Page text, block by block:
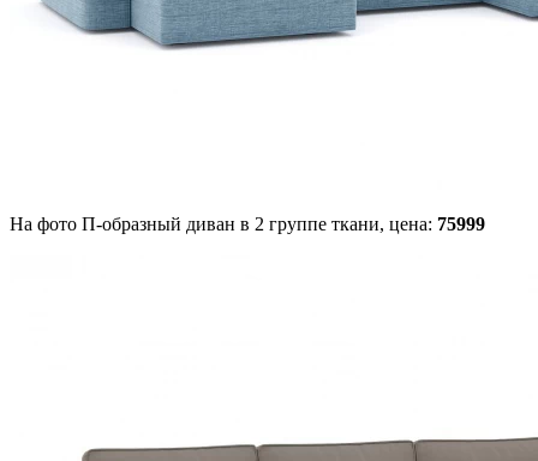
На фото П-образный диван в 2 группе ткани, цена: 75999